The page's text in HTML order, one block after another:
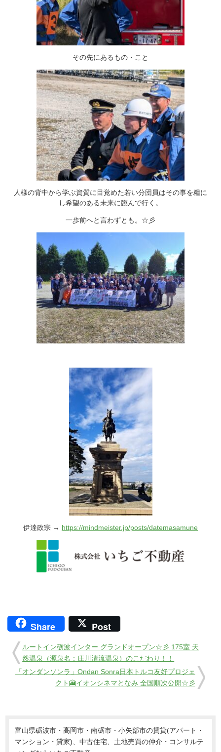
その先にあるもの・こと
人様の背中から学ぶ資質に目覚めた若い分団員はその事を糧に
し希望のある未来に臨んで行く。
一歩前へと言わずとも。☆彡
伊達政宗 → https://mindmeister.jp/posts/datemasamune
Share Post
ルートイン砺波インター グランドオープン☆彡 175室 天
然温泉（源泉名：庄川清流温泉）のこだわり！！
「オンダンソンラ」Ondan Sonra日本トルコ友好プロジェ
クト🎦イオンシネマとなみ 全国順次公開☆彡
富山県砺波市・高岡市・南砺市・小矢部市の賃貸(アパート・
マンション・貸家)、中古住宅、土地売買の仲介・コンサルテ